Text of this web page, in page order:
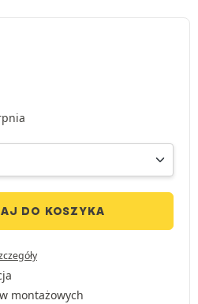
DO KOSZYKA
montażowych